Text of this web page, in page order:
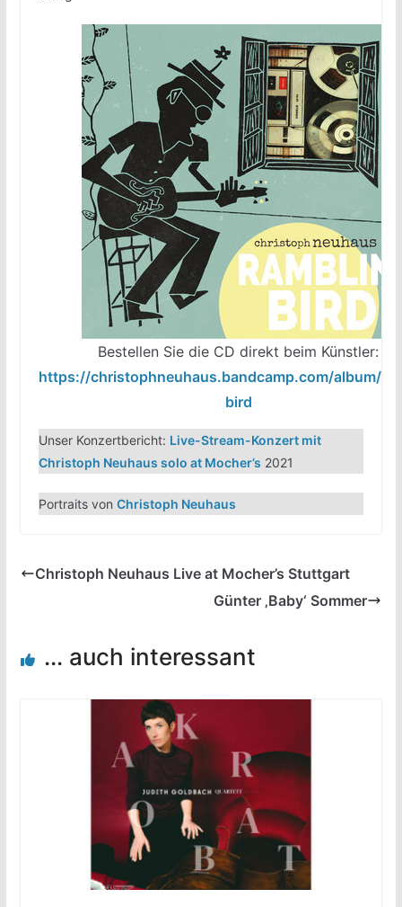
Bestellen Sie die CD direkt beim Künstler:
https://christophneuhaus.bandcamp.com/album/
bird
Unser Konzertbericht: Live-Stream-Konzert mit
Christoph Neuhaus solo at Mocher’s 2021
Portraits von Christoph Neuhaus
Christoph Neuhaus Live at Mocher’s Stuttgart
Günter ‚Baby‘ Sommer
... auch interessant